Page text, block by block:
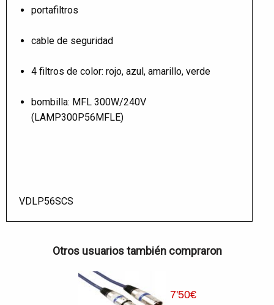
portafiltros
cable de seguridad
4 filtros de color: rojo, azul, amarillo, verde
bombilla: MFL 300W/240V
(LAMP300P56MFLE)
VDLP56SCS
Otros usuarios también compraron
7'50€